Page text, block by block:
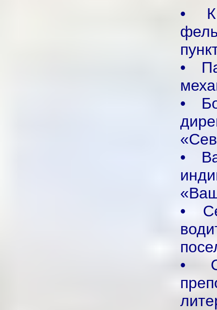
•
•
•
•
•
•